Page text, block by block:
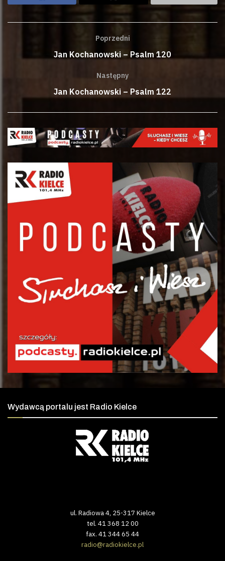
Poprzedni
Jan Kochanowski – Psalm 120
Następny
Jan Kochanowski – Psalm 122
Wydawcą portalu jest Radio Kielce
ul. Radiowa 4, 25-317 Kielce
tel. 41 368 12 00
fax. 41 344 65 44
radio@radiokielce.pl